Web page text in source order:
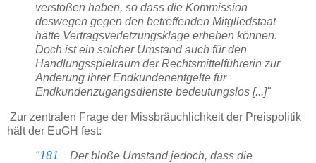
verstoßen haben, so dass die Kommission
deswegen gegen den betreffenden Mitgliedstaat
hätte Vertragsverletzungsklage erheben können.
Doch ist ein solcher Umstand auch für den
Handlungsspielraum der Rechtsmittelführerin zur
Änderung ihrer Endkundenentgelte für
Endkundenzugangsdienste bedeutungslos [...]"
Zur zentralen Frage der Missbräuchlichkeit der Preispolitik
hält der EuGH fest:
"181 Der bloße Umstand jedoch, dass die